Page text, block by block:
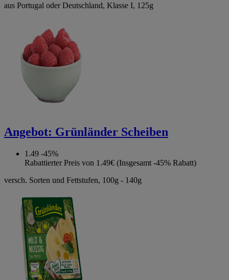
aus Portugal oder Deutschland, Klasse I, 125g
Angebot: Grünländer Scheiben
1.49 -45%
Rabattierter Preis von 1.49€ (Insgesamt -45% Rabatt)
versch. Sorten und Fettstufen, 100g - 140g